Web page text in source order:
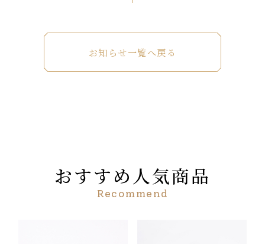
お知らせ一覧へ戻る
おすすめ人気商品
Recommend